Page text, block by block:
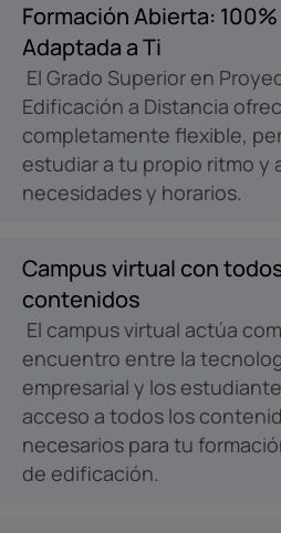
Formación Abierta:
Adaptada a Ti
El Grado Superior en
Edificación a Distancia
completamente flexible,
estudiar a tu propio ritmo y
necesidades y horarios.
Campus virtual con
contenidos
El campus virtual actúa
encuentro entre la
empresarial y los
acceso a todos los
necesarios para tu
de edificación.